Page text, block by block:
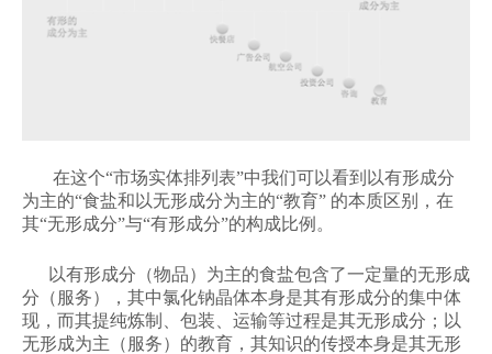
在这个“市场实体排列表”中我们可以看到以有形成分
为主的“食盐和以无形成分为主的“教育” 的本质区别，在
其“无形成分”与“有形成分”的构成比例。
以有形成分（物品）为主的食盐包含了一定量的无形成
分（服务），其中氯化钠晶体本身是其有形成分的集中体
现，而其提纯炼制、包装、运输等过程是其无形成分；以
无形成为主（服务）的教育，其知识的传授本身是其无形